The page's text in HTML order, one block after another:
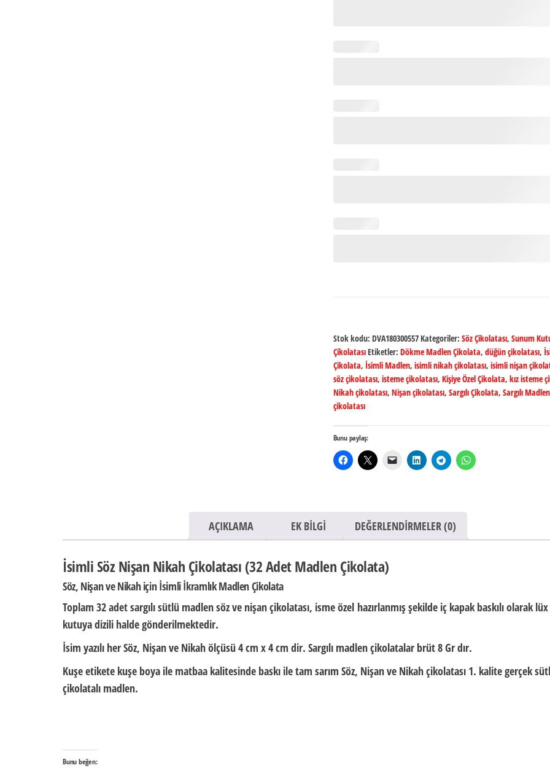
Stok kodu: DVA180300557Kategoriler: Söz Çikolatası, Sunum
ÇikolatasıEtiketler: Dökme Madlen Çikolata, düğün çikolatası,
Çikolata, İsimli Madlen, isimli nikah çikolatası, isimli nişan
söz çikolatası, isteme çikolatası, Kişiye Özel Çikolata, kız isteme
Nikah çikolatası, Nişan çikolatası, Sargılı Çikolata, Sargılı Madlen
çikolatası
Bunu paylaş:
AÇIKLAMA EK BILGI DEĞERLENDIRMELER (0)
İsimli Söz Nişan Nikah Çikolatası (32 Adet Madlen Çikolata)
Söz, Nişan ve Nikah için İsimli İkramlık Madlen Çikolata
Toplam 32 adet sargılı sütlü madlen söz ve nişan çikolatası, isme özel hazırlanmış şekilde iç kapak baskılı olarak
kutuya dizili haldegönderilmektedir.
İsim yazılı her Söz, Nişan ve Nikah ölçüsü4 cm x 4 cm dir. Sargılı madlen çikolatalar brüt8 Grdır.
Kuşe etikete kuşe boya ile matbaa kalitesinde baskı ile tam sarım Söz, Nişan ve Nikah çikolatası 1. kalite gerçek
çikolatalı madlen.
Bunu beğen: